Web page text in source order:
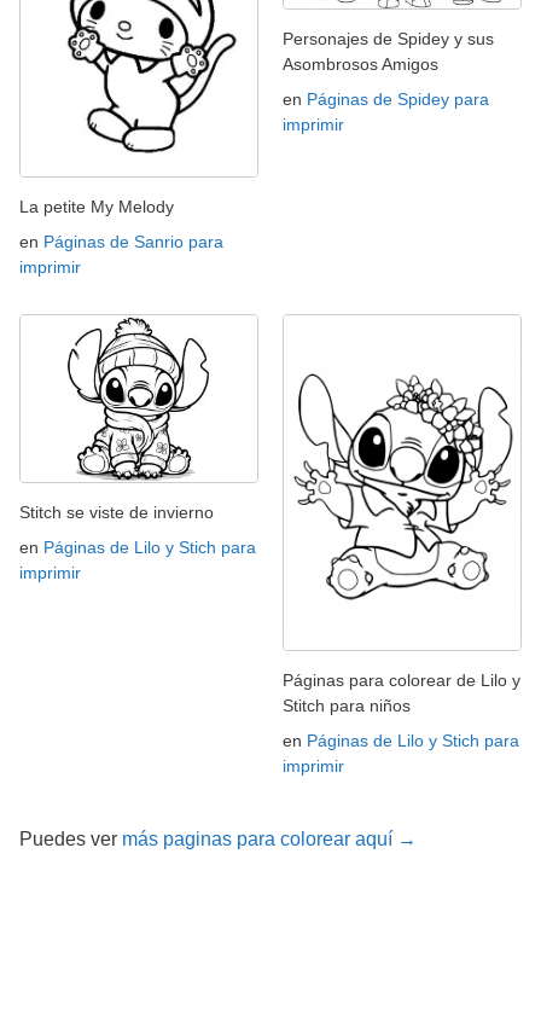
La petite My Melody
en Páginas de Sanrio para
imprimir
Personajes de Spidey y sus
Asombrosos Amigos
en Páginas de Spidey para
imprimir
Stitch se viste de invierno
en Páginas de Lilo y Stich para
imprimir
Páginas para colorear de Lilo y
Stitch para niños
en Páginas de Lilo y Stich para
imprimir
Puedes ver más paginas para colorear aquí →